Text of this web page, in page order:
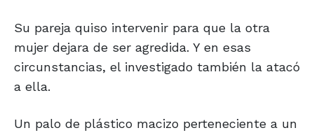
Su pareja quiso intervenir para que la otra
mujer dejara de ser agredida. Y en esas
circunstancias, el investigado también la atacó
a ella.
Un palo de plástico macizo perteneciente a un